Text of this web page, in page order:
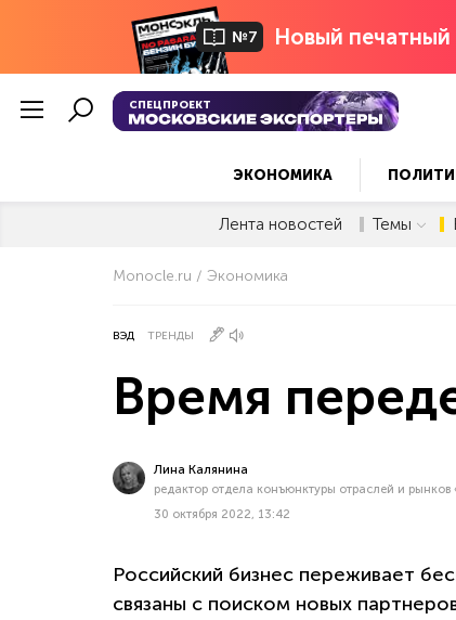
№7 Новый
СПЕЦПРОЕКТ
ЭКОНОМИКА
Лента новостей Темы
Monocle.ru Экономика
ВЭД ТРЕНДЫ
Время
Лина Калянина
редактор отдела конъюнктуры отраслей и рынков
30 октября 2022, 13:42
Российский бизнес переживает
связаны с поиском новых